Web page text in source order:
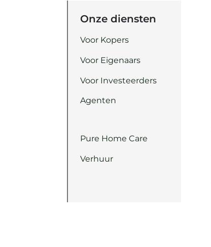
Onze diensten
Voor Kopers
Voor Eigenaars
Voor Investeerders
Agenten
Pure Home Care
Verhuur